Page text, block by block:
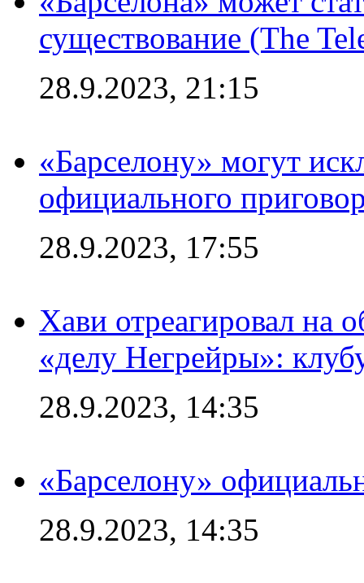
существование (The
28.9.2023, 21:15
«Барселону» могут
официального
28.9.2023, 17:55
Хави отреагировал на
«делу Негрейры»:
28.9.2023, 14:35
«Барселону»
28.9.2023, 14:35